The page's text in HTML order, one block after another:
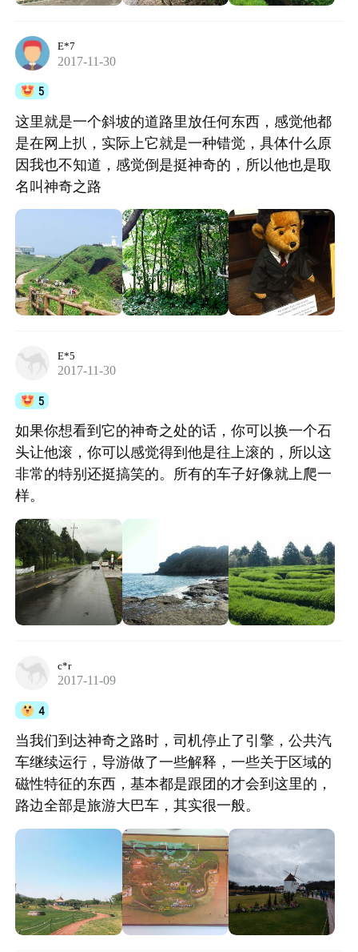
E*7
2017-11-30
5
这里就是一个斜坡的道路里放任何东西，感觉他都
是在网上扒，实际上它就是一种错觉，具体什么原
因我也不知道，感觉倒是挺神奇的，所以他也是取
名叫神奇之路
E*5
2017-11-30
5
如果你想看到它的神奇之处的话，你可以换一个石
头让他滚，你可以感觉得到他是往上滚的，所以这
非常的特别还挺搞笑的。所有的车子好像就上爬一
样。
c*r
2017-11-09
4
当我们到达神奇之路时，司机停止了引擎，公共汽
车继续运行，导游做了一些解释，一些关于区域的
磁性特征的东西，基本都是跟团的才会到这里的，
路边全部是旅游大巴车，其实很一般。